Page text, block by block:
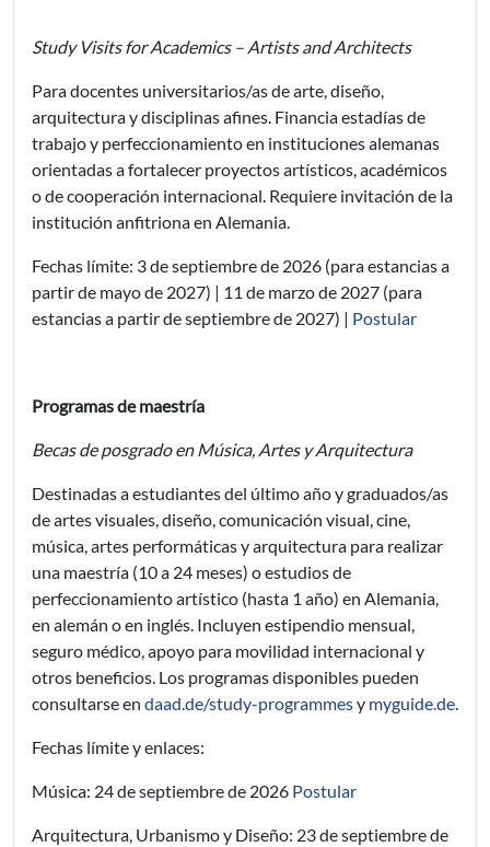
Study Visits for Academics – Artists and Architects
Para docentes universitarios/as de arte, diseño,
arquitectura y disciplinas afines. Financia estadías de
trabajo y perfeccionamiento en instituciones alemanas
orientadas a fortalecer proyectos artísticos, académicos
o de cooperación internacional. Requiere invitación de la
institución anfitriona en Alemania.
Fechas límite: 3 de septiembre de 2026 (para estancias a
partir de mayo de 2027) | 11 de marzo de 2027 (para
estancias a partir de septiembre de 2027) | Postular
Programas de maestría
Becas de posgrado en Música, Artes y Arquitectura
Destinadas a estudiantes del último año y graduados/as
de artes visuales, diseño, comunicación visual, cine,
música, artes performáticas y arquitectura para realizar
una maestría (10 a 24 meses) o estudios de
perfeccionamiento artístico (hasta 1 año) en Alemania,
en alemán o en inglés. Incluyen estipendio mensual,
seguro médico, apoyo para movilidad internacional y
otros beneficios. Los programas disponibles pueden
consultarse en daad.de/study-programmesy myguide.de.
Fechas límite y enlaces:
Música: 24 de septiembre de 2026 Postular
Arquitectura, Urbanismo y Diseño: 23 de septiembre de